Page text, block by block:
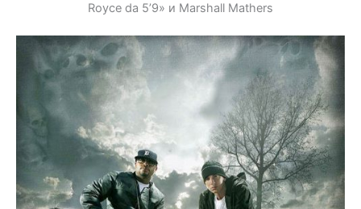
Royce da 5’9» и Marshall Mathers